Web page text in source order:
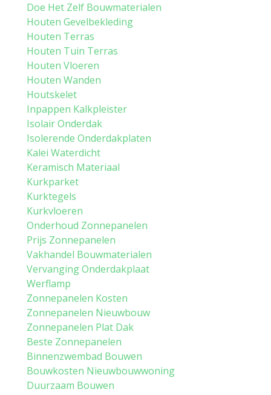
Doe Het Zelf Bouwmaterialen
Houten Gevelbekleding
Houten Terras
Houten Tuin Terras
Houten Vloeren
Houten Wanden
Houtskelet
Inpappen Kalkpleister
Isolair Onderdak
Isolerende Onderdakplaten
Kalei Waterdicht
Keramisch Materiaal
Kurkparket
Kurktegels
Kurkvloeren
Onderhoud Zonnepanelen
Prijs Zonnepanelen
Vakhandel Bouwmaterialen
Vervanging Onderdakplaat
Werflamp
Zonnepanelen Kosten
Zonnepanelen Nieuwbouw
Zonnepanelen Plat Dak
Beste Zonnepanelen
Binnenzwembad Bouwen
Bouwkosten Nieuwbouwwoning
Duurzaam Bouwen